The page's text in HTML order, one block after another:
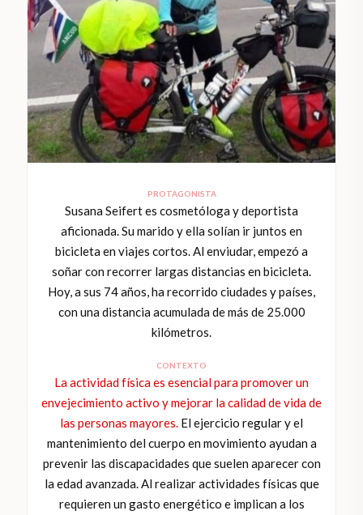
PROTAGONISTA
Susana Seifert es cosmetóloga y deportista
aficionada. Su marido y ella solían ir juntos en
bicicleta en viajes cortos. Al enviudar, empezó a
soñar con recorrer largas distancias en bicicleta.
Hoy, a sus 74 años, ha recorrido ciudades y países,
con una distancia acumulada de más de 25.000
kilómetros.
CONTEXTO
La actividad física es esencial para promover un
envejecimiento activo y mejorar la calidad de vida de
las personas mayores. El ejercicio regular y el
mantenimiento del cuerpo en movimiento ayudan a
prevenir las discapacidades que suelen aparecer con
la edad avanzada. Al realizar actividades físicas que
requieren un gasto energético e implican a los